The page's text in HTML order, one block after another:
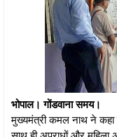
भोपाल। गोंडवाना समय।
मुख्यमंत्री कमल नाथ ने